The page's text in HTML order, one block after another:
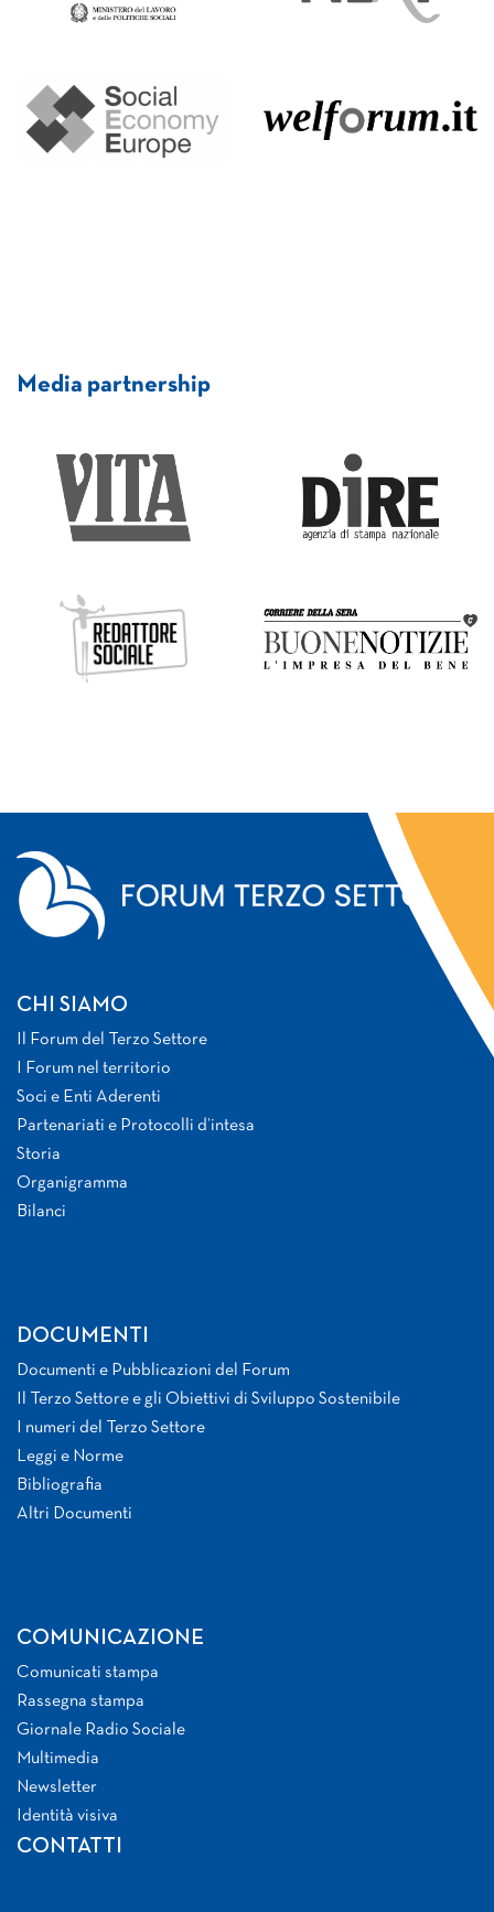
Media partnership
CHI SIAMO
Il Forum del Terzo Settore
I Forum nel territorio
Soci e Enti Aderenti
Partenariati e Protocolli d’intesa
Storia
Organigramma
Bilanci
DOCUMENTI
Documenti e Pubblicazioni del Forum
Il Terzo Settore e gli Obiettivi di Sviluppo Sostenibile
I numeri del Terzo Settore
Leggi e Norme
Bibliografia
Altri Documenti
COMUNICAZIONE
Comunicati stampa
Rassegna stampa
Giornale Radio Sociale
Multimedia
Newsletter
Identità visiva
CONTATTI